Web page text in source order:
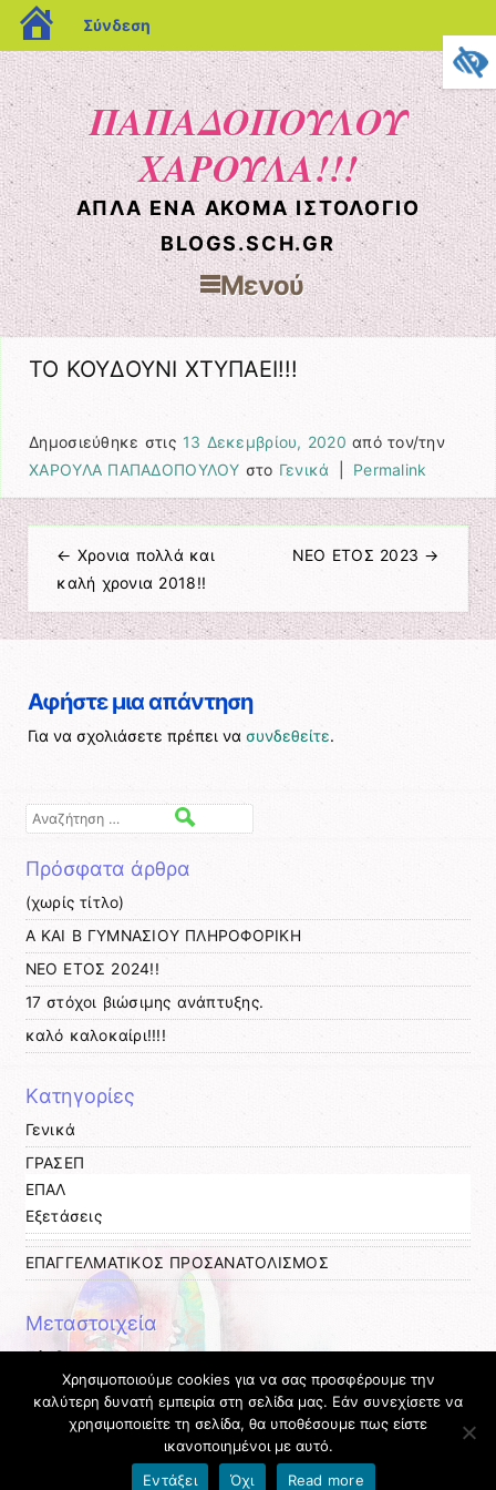
blogs.sch.gr
Σύνδεση
ΠΑΠΑΔΟΠΟΥΛΟΥ
ΧΑΡΟΥΛΑ!!!
ΑΠΛΆ ΈΝΑ ΑΚΌΜΑ ΙΣΤΟΛΌΓΙΟ
BLOGS.SCH.GR
Μενού
Μετάβαση στο περιεχόμενο
ΤΟ ΚΟΥΔΟΥΝΙ ΧΤΥΠΑΕΙ!!!
Δημοσιεύθηκε στις 13 Δεκεμβρίου, 2020 από τον/την
ΧΑΡΟΥΛΑ ΠΑΠΑΔΟΠΟΥΛΟΥ στο Γενικά Permalink
Πλοήγηση άρθρων
← Χρονια πολλά και
καλή χρονια 2018!!
ΝΕΟ ΕΤΟΣ 2023 →
Αφήστε μια απάντηση
Για να σχολιάσετε πρέπει νασυνδεθείτε.
Αναζήτηση
Πρόσφατα άρθρα
(χωρίς τίτλο)
Α ΚΑΙ Β ΓΥΜΝΑΣΙΟΥ ΠΛΗΡΟΦΟΡΙΚΗ
ΝΕΟ ΕΤΟΣ 2024!!
17 στόχοι βιώσιμης ανάπτυξης.
καλό καλοκαίρι!!!!
Kατηγορίες
Γενικά
ΓΡΑΣΕΠ
ΕΠΑΛ
Εξετάσεις
ΕΠΑΓΓΕΛΜΑΤΙΚΟΣ ΠΡΟΣΑΝΑΤΟΛΙΣΜΟΣ
Μεταστοιχεία
Σύνδεση
EntriesRSS
CommentsRSS
Όροι χρήσης blogs.sch.gr| Δήλωση προσβασιμότητας
Χρησιμοποιούμε cookies για να σας προσφέρουμε την
καλύτερη δυνατή εμπειρία στη σελίδα μας. Εάν συνεχίσετε να
χρησιμοποιείτε τη σελίδα, θα υποθέσουμε πως είστε
ικανοποιημένοι με αυτό.
Εντάξει
Όχι Read more